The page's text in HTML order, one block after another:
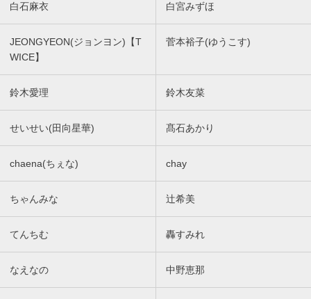
白石麻衣 白宮みずほ
JEONGYEON(ジョンヨン)【T
WICE】
菅本裕子(ゆうこす)
鈴木愛理 鈴木友菜
せいせい(田向星華) 髙石あかり
chaena(ちぇな) chay
ちゃんみな 辻希美
てんちむ 轟すみれ
なえなの 中野恵那